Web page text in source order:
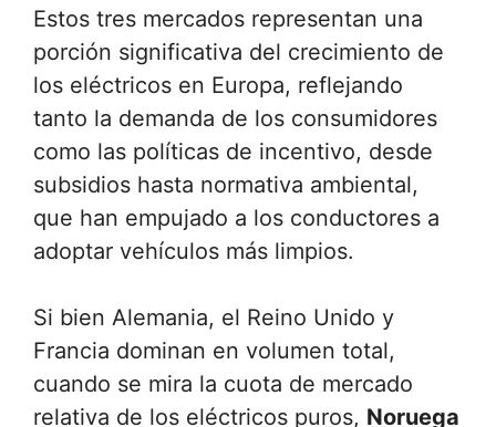
Estos tres mercados representan una
porción significativa del crecimiento de
los eléctricos en Europa, reflejando
tanto la demanda de los consumidores
como las políticas de incentivo, desde
subsidios hasta normativa ambiental,
que han empujado a los conductores a
adoptar vehículos más limpios.
Si bien Alemania, el Reino Unido y
Francia dominan en volumen total,
cuando se mira la cuota de mercado
relativa de los eléctricos puros, Noruega